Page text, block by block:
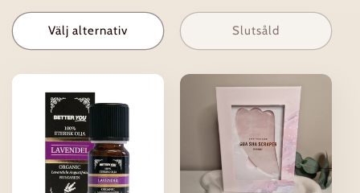
i
e
Välj alternativ
pris
Slutsåld